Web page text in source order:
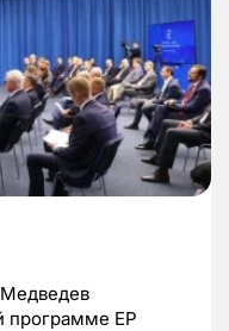
программе ЕР